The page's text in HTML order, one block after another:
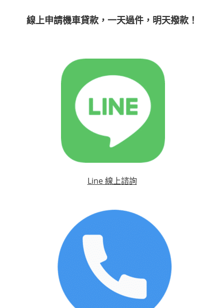
線上申請機車貸款，一天過件，明天撥款！
Line 線上諮詢